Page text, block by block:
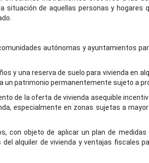
situación de aquellas personas y hogares
autónomas y ayuntamientos
y una reserva de suelo para vivienda en
un patrimonio permanentemente sujeto a
de la oferta de vivienda asequible
especialmente en zonas sujetas a
con objeto de aplicar un plan de
alquiler de vivienda y ventajas fiscales